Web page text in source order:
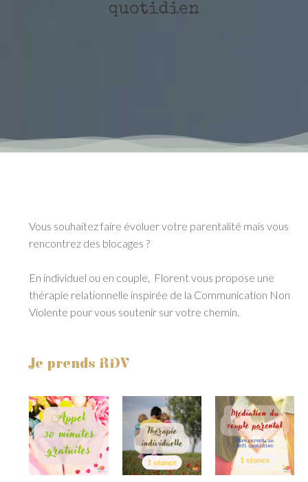
relationnelle
quotidien
Vous souhaitez faire évoluer votre parentalité mais vous
rencontrez des blocages ?
En individuel ou en couple, Florent vous propose une
thérapie relationnelle inspirée de la Communication Non
Violente pour vous soutenir sur votre chemin.
Je prends RDV